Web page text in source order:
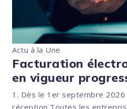
Actu à la Une
Facturation
en vigueur
1. Dès le 1er septembre 2026
réception Toutes les